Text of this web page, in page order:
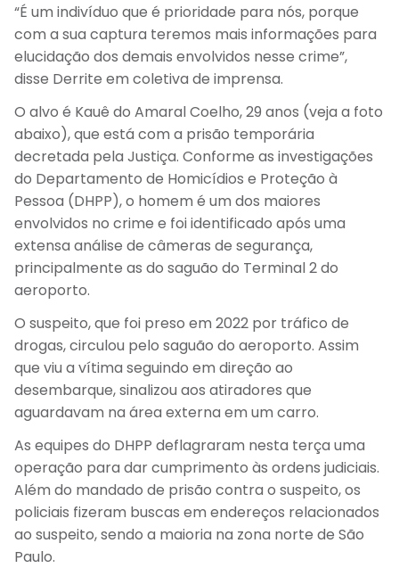
“É um indivíduo que é prioridade para nós, porque
com a sua captura teremos mais informações para
elucidação dos demais envolvidos nesse crime”,
disse Derrite em coletiva de imprensa.
O alvo é Kauê do Amaral Coelho, 29 anos (veja a foto
abaixo), que está com a prisão temporária
decretada pela Justiça. Conforme as investigações
do Departamento de Homicídios e Proteção à
Pessoa (DHPP), o homem é um dos maiores
envolvidos no crime e foi identificado após uma
extensa análise de câmeras de segurança,
principalmente as do saguão do Terminal 2 do
aeroporto.
O suspeito, que foi preso em 2022 por tráfico de
drogas, circulou pelo saguão do aeroporto. Assim
que viu a vítima seguindo em direção ao
desembarque, sinalizou aos atiradores que
aguardavam na área externa em um carro.
As equipes do DHPP deflagraram nesta terça uma
operação para dar cumprimento às ordens judiciais.
Além do mandado de prisão contra o suspeito, os
policiais fizeram buscas em endereços relacionados
ao suspeito, sendo a maioria na zona norte de São
Paulo.